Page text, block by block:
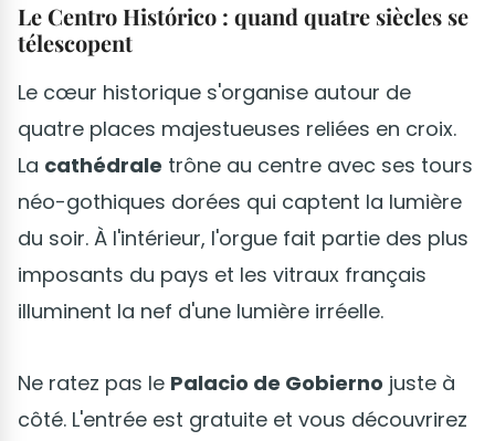
Le Centro Histórico : quand quatre siècles se
télescopent
Le cœur historique s'organise autour de
quatre places majestueuses reliées en croix.
La cathédrale trône au centre avec ses tours
néo-gothiques dorées qui captent la lumière
du soir. À l'intérieur, l'orgue fait partie des plus
imposants du pays et les vitraux français
illuminent la nef d'une lumière irréelle.
Ne ratez pas le Palacio de Gobierno juste à
côté. L'entrée est gratuite et vous découvrirez